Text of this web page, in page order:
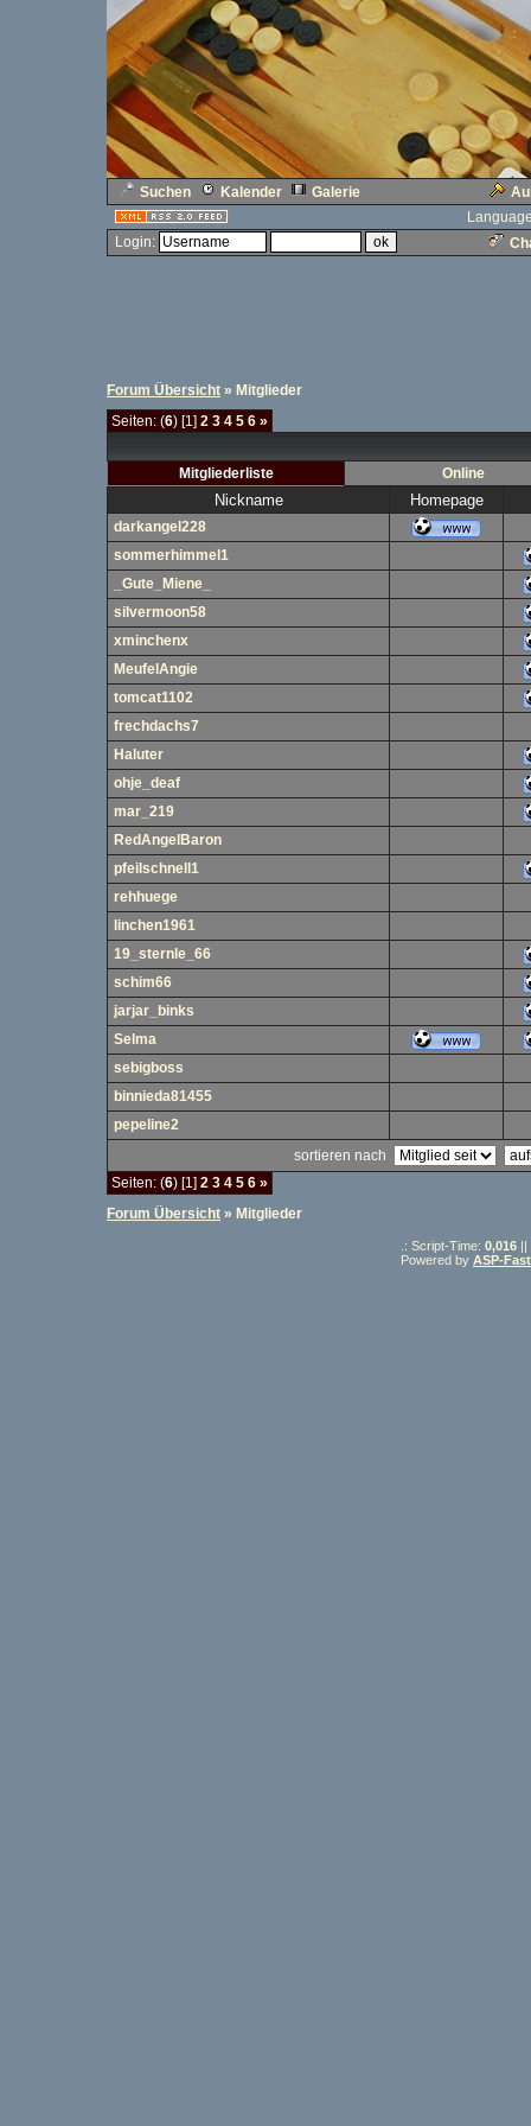
Suchen Kalender Galerie
Login:
Forum Übersicht » Mitglieder
Seiten: (6) [1] 2 3 4 5 6 »
Mitgliederliste Online
Nickname Homepage
darkangel228
sommerhimmel1
_Gute_Miene_
silvermoon58
xminchenx
MeufelAngie
tomcat1102
frechdachs7
Haluter
ohje_deaf
mar_219
RedAngelBaron
pfeilschnell1
rehhuege
linchen1961
19_sternle_66
schim66
jarjar_binks
Selma
sebigboss
binnieda81455
pepeline2
sortieren nach
Seiten: (6) [1] 2 3 4 5 6 »
Forum Übersicht » Mitglieder
.: Script-Time: 0,016 ||
Powered by ASP-